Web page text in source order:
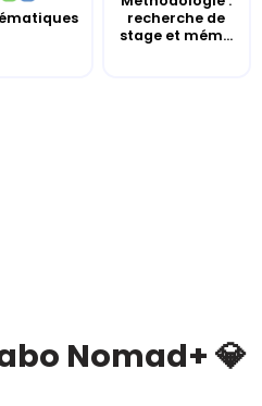
recherche de
stage et mém...
Nomad+ 💎